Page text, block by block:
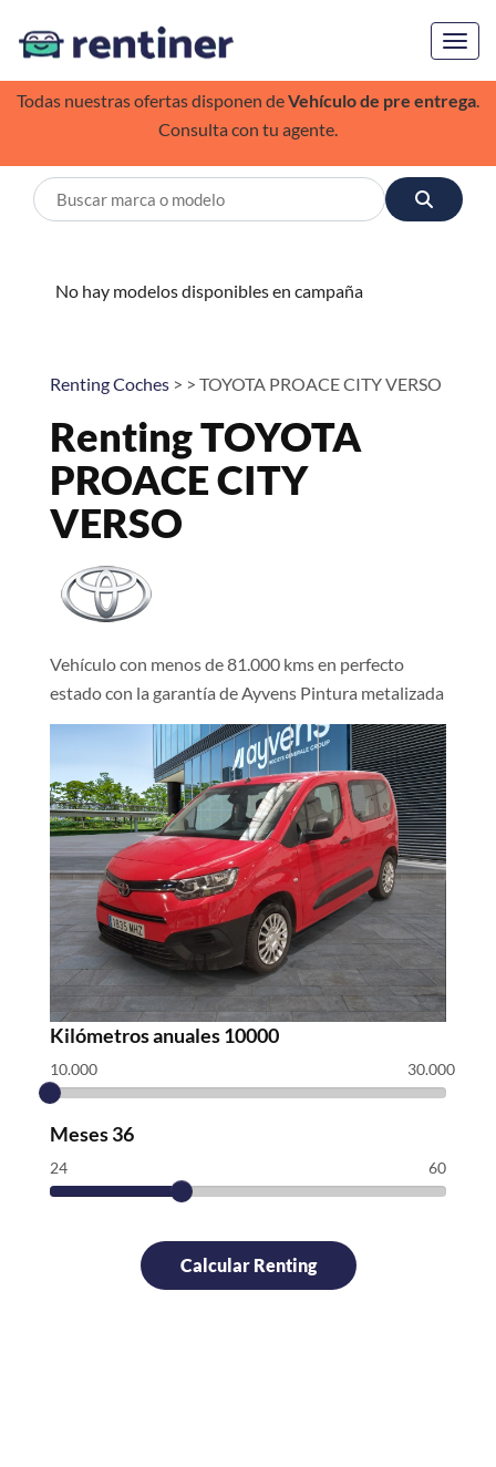
Todas nuestras ofertas disponen deVehículo de pre entrega.
Consulta con tu agente.
No hay modelos disponibles en campaña
Renting Coches > > TOYOTA PROACE CITY VERSO
Renting TOYOTA
PROACE CITY
VERSO
Vehículo con menos de 81.000 kms en perfecto
estado con la garantía de Ayvens Pintura metalizada
Kilómetros anuales10000
10.000 30.000
Meses36
24 60